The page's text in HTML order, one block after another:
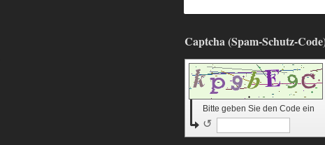
Bitte geben Sie den Code ein
↺